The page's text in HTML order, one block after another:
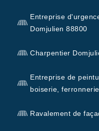
Entreprise
Domjulien 88800
Charpentier
Entreprise de
boiserie,
Ravalement de